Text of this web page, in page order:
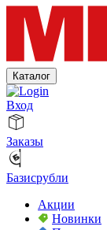
Каталог
Вход
Заказы
Базисрубли
Акции
Новинки